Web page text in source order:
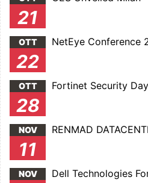
21
OTT
22
NetEye Conference
OTT
28
Fortinet Security
NOV
11
RENMAD
NOV Dell Technologies